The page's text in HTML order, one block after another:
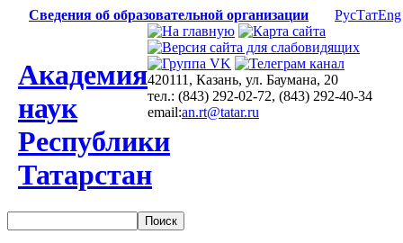
Сведения об образовательной организации РусТатEng
Академия
наук
Республики
Татарстан
420111, Казань, ул. Баумана, 20
тел.: (843) 292-02-72, (843) 292-40-34
email:an.rt@tatar.ru